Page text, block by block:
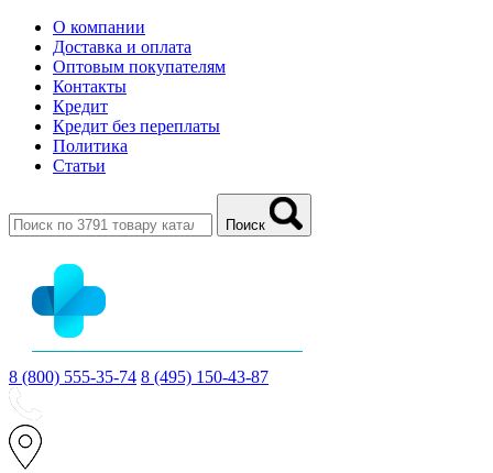
О компании
Доставка и оплата
Оптовым покупателям
Контакты
Кредит
Кредит без переплаты
Политика
Статьи
Поиск
8 (800) 555-35-74 8 (495) 150-43-87